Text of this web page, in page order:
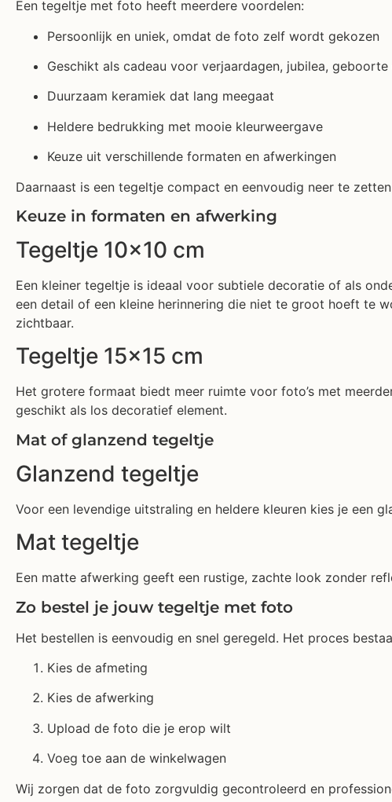
Een tegeltje met foto heeft meerdere voordelen:
Persoonlijk en uniek, omdat de foto zelf wordt gekozen
Geschikt als cadeau voor verjaardagen, jubilea,
Duurzaam keramiek dat lang meegaat
Heldere bedrukking met mooie kleurweergave
Keuze uit verschillende formaten en afwerkingen
Daarnaast is een tegeltje compact en eenvoudig neer te
Keuze in formaten en afwerking
Tegeltje 10×10 cm
Een kleiner tegeltje is ideaal voor subtiele decoratie of als
een detail of een kleine herinnering die niet te groot hoeft te
zichtbaar.
Tegeltje 15×15 cm
Het grotere formaat biedt meer ruimte voor foto’s met
geschikt als los decoratief element.
Mat of glanzend tegeltje
Glanzend tegeltje
Voor een levendige uitstraling en heldere kleuren kies je een
Mat tegeltje
Een matte afwerking geeft een rustige, zachte look zonder
Zo bestel je jouw tegeltje met foto
Het bestellen is eenvoudig en snel geregeld. Het proces
Kies de afmeting
Kies de afwerking
Upload de foto die je erop wilt
Voeg toe aan de winkelwagen
Wij zorgen dat de foto zorgvuldig gecontroleerd en